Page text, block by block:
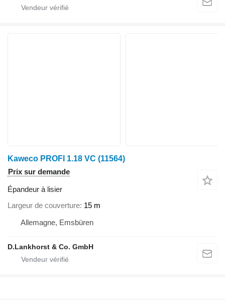
Kaweco PROFI 1.18 VC (11564)
Prix sur demande
Épandeur à lisier
Largeur de couverture 15 m
Allemagne, Emsbüren
D.Lankhorst & Co. GmbH